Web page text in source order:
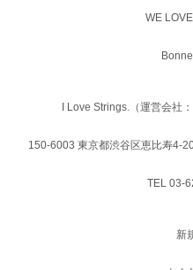
WE
I Love Strings.（運営会社
150-6003 東京都渋谷区恵比寿4-
TEL 03-
新